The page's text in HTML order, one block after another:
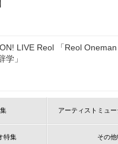
LIVE Reol 「Reol
学」
アーティストミュ
特集 その